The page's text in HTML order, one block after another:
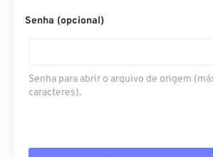
Da URL
Senha (opcional)
Senha para abrir o arquivo de origem
caracteres).